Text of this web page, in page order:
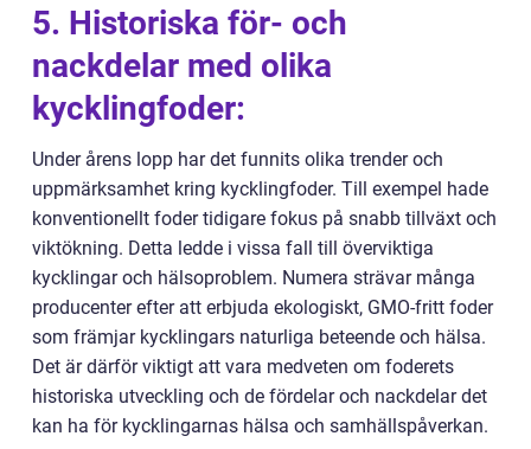
5. Historiska för- och
nackdelar med olika
kycklingfoder:
Under årens lopp har det funnits olika trender och
uppmärksamhet kring kycklingfoder. Till exempel hade
konventionellt foder tidigare fokus på snabb tillväxt och
viktökning. Detta ledde i vissa fall till överviktiga
kycklingar och hälsoproblem. Numera strävar många
producenter efter att erbjuda ekologiskt, GMO-fritt foder
som främjar kycklingars naturliga beteende och hälsa.
Det är därför viktigt att vara medveten om foderets
historiska utveckling och de fördelar och nackdelar det
kan ha för kycklingarnas hälsa och samhällspåverkan.